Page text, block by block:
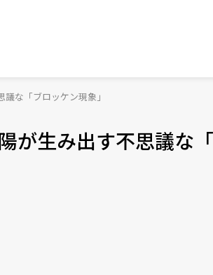
な「ブロッケン現象」
が生み出す不思議な